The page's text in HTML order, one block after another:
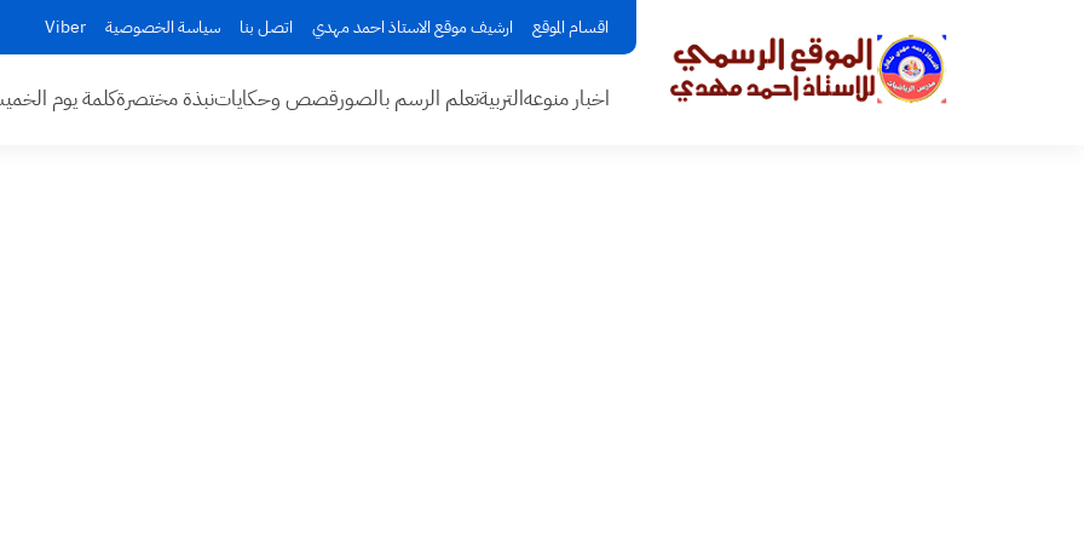
اقسام الموقع ارشيف موقع الاستاذ احمد مهدي اتصل بنا سياسة الخصوصية Viber
اخبار منوعهالتربيةتعلم الرسم بالصورقصص وحكاياتنبذة مختصرةكلمة يوم